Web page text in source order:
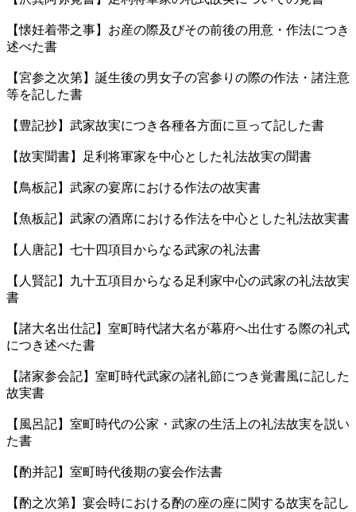
【懐妊着帯之事】お産の際及びその前後の用意・作法につき
述べた書
【宮参之次第】誕生後の男女子の宮参りの際の作法・諸注意
等を記した書
【豊記抄】武家故実につき各種各方面に亘って記した書
【故実聞書】足利将軍家を中心とした礼法故実の聞書
【鳥板記】武家の宴席における作法の故実書
【魚板記】武家の酒席における作法を中心とした礼法故実書
【人唐記】七十四項目からなる武家の礼法書
【人賢記】九十五項目からなる足利家中心の武家の礼法故実
書
【諸大名出仕記】室町時代諸大名が幕府へ出仕する際の礼式
につき述べた書
【諸家参会記】室町時代武家の諸礼節につき覚書風に記した
故実書
【風呂記】室町時代の公家・武家の生活上の礼法故実を説い
た書
【酌并記】室町時代後期の宴会作法書
【酌之次第】宴会時における酌の座の座に関する故実を記し